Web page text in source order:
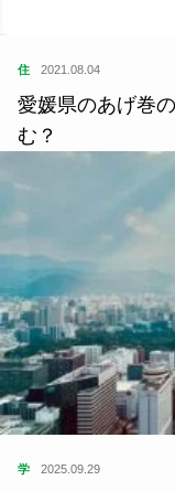
住 2021.08.04
愛媛県のあげ巻
む？
学 2025.09.29